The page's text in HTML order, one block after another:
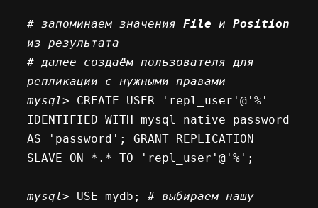
# запоминаем значения File и Position
из результата
# далее создаём пользователя для
репликации с нужными правами
mysql> CREATE USER 'repl_user'@'%'
IDENTIFIED WITH mysql_native_password
AS 'password'; GRANT REPLICATION
SLAVE ON *.* TO 'repl_user'@'%';
mysql> USE mydb; # выбираем нашу